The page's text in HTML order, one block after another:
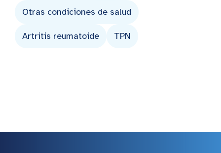
Otras condiciones de salud
Artritis reumatoide TPN